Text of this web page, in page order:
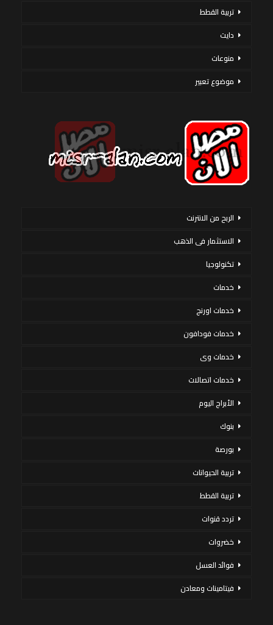
تربية القطط
دايت
منوعات
موضوع تعبير
الربح من الانترنت
الاستثمار فى الذهب
تكنولوجيا
خدمات
خدمات اورنج
خدمات فودافون
خدمات وى
خدمات اتصالات
الأبراج اليوم
بنوك
بورصة
تربية الحيوانات
تربية القطط
تردد قنوات
خضروات
فوائد العسل
فيتامينات ومعادن